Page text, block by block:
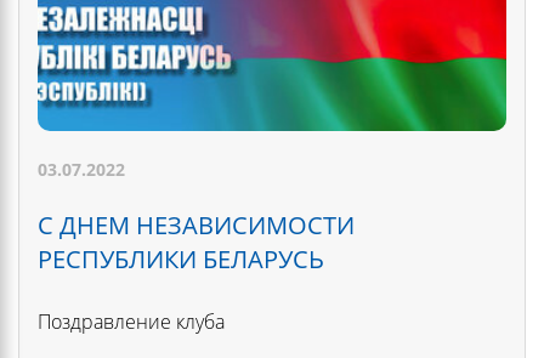
03.07.2022
С ДНЕМ НЕЗАВИСИМОСТИ
РЕСПУБЛИКИ БЕЛАРУСЬ
Поздравление клуба